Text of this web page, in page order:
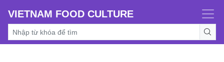
VIETNAM FOOD CULTURE